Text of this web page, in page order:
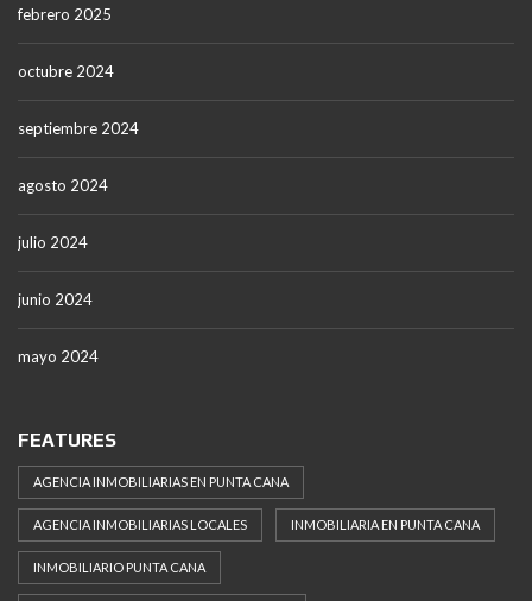
febrero 2025
octubre 2024
septiembre 2024
agosto 2024
julio 2024
junio 2024
mayo 2024
FEATURES
AGENCIA INMOBILIARIAS EN PUNTA CANA
AGENCIA INMOBILIARIAS LOCALES INMOBILIARIA EN PUNTA CANA
INMOBILIARIO PUNTA CANA